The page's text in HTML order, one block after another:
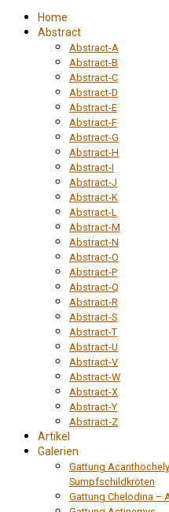
Home
Abstract
Abstract-A
Abstract-B
Abstract-C
Abstract-D
Abstract-E
Abstract-F
Abstract-G
Abstract-H
Abstract-I
Abstract-J
Abstract-K
Abstract-L
Abstract-M
Abstract-N
Abstract-O
Abstract-P
Abstract-Q
Abstract-R
Abstract-S
Abstract-T
Abstract-U
Abstract-V
Abstract-W
Abstract-X
Abstract-Y
Abstract-Z
Artikel
Galerien
Gattung
Sumpfschildkröten
Gattung Chelodina –